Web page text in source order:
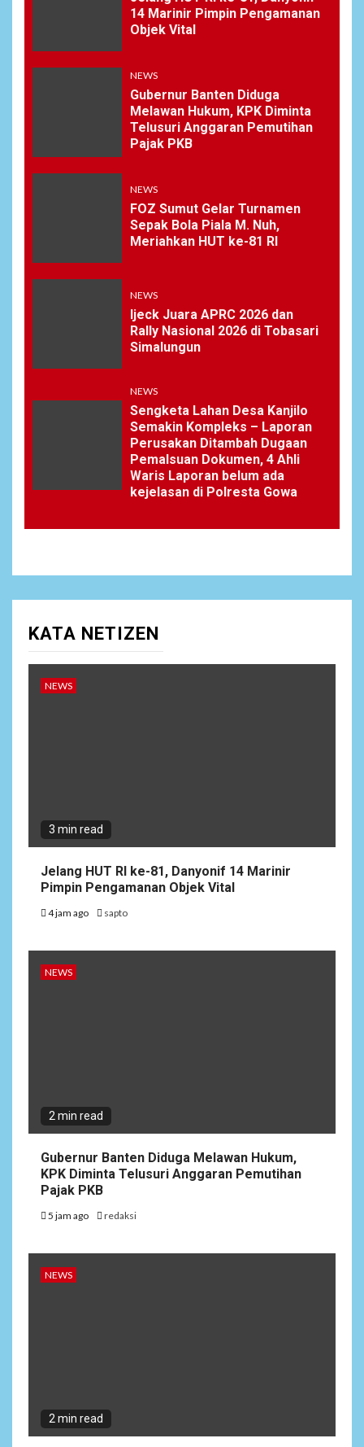
14 Marinir Pimpin Pengamanan
Objek Vital
NEWS
Gubernur Banten Diduga
Melawan Hukum, KPK Diminta
Telusuri Anggaran Pemutihan
Pajak PKB
NEWS
FOZ Sumut Gelar Turnamen
Sepak Bola Piala M. Nuh,
Meriahkan HUT ke-81 RI
NEWS
Ijeck Juara APRC 2026 dan
Rally Nasional 2026 di Tobasari
Simalungun
NEWS
Sengketa Lahan Desa Kanjilo
Semakin Kompleks – Laporan
Perusakan Ditambah Dugaan
Pemalsuan Dokumen, 4 Ahli
Waris Laporan belum ada
kejelasan di Polresta Gowa
KATA NETIZEN
NEWS
3 min read
Jelang HUT RI ke-81, Danyonif 14 Marinir
Pimpin Pengamanan Objek Vital
4 jam ago sapto
NEWS
2 min read
Gubernur Banten Diduga Melawan Hukum,
KPK Diminta Telusuri Anggaran Pemutihan
Pajak PKB
5 jam ago redaksi
NEWS
2 min read